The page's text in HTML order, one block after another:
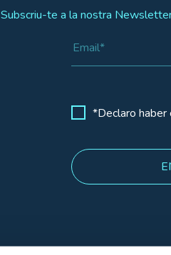
Subscriu-te a la nostra
*Declaro haber